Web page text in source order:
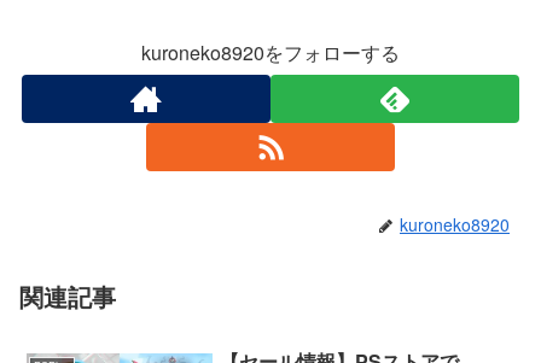
kuroneko8920をフォローする
kuroneko8920
関連記事